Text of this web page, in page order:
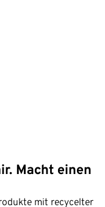
Macht einen
mit recycelter